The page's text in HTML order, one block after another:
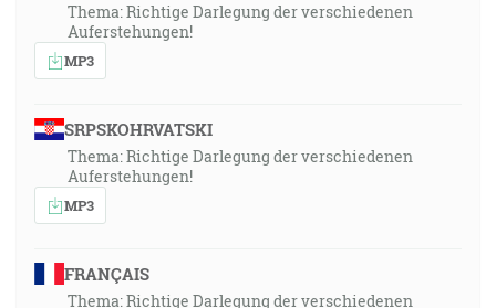
Thema: Richtige Darlegung der verschiedenen
Auferstehungen!
MP3
SRPSKOHRVATSKI
Thema: Richtige Darlegung der verschiedenen
Auferstehungen!
MP3
FRANÇAIS
Thema: Richtige Darlegung der verschiedenen